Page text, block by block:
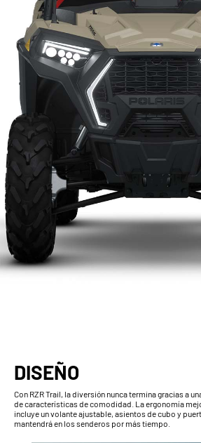
DISEÑO
Con RZR Trail, la diversión nunca termina gracias a
de características de comodidad. La ergonomía
incluye un volante ajustable, asientos de cubo y
mantendrá en los senderos por más tiempo.